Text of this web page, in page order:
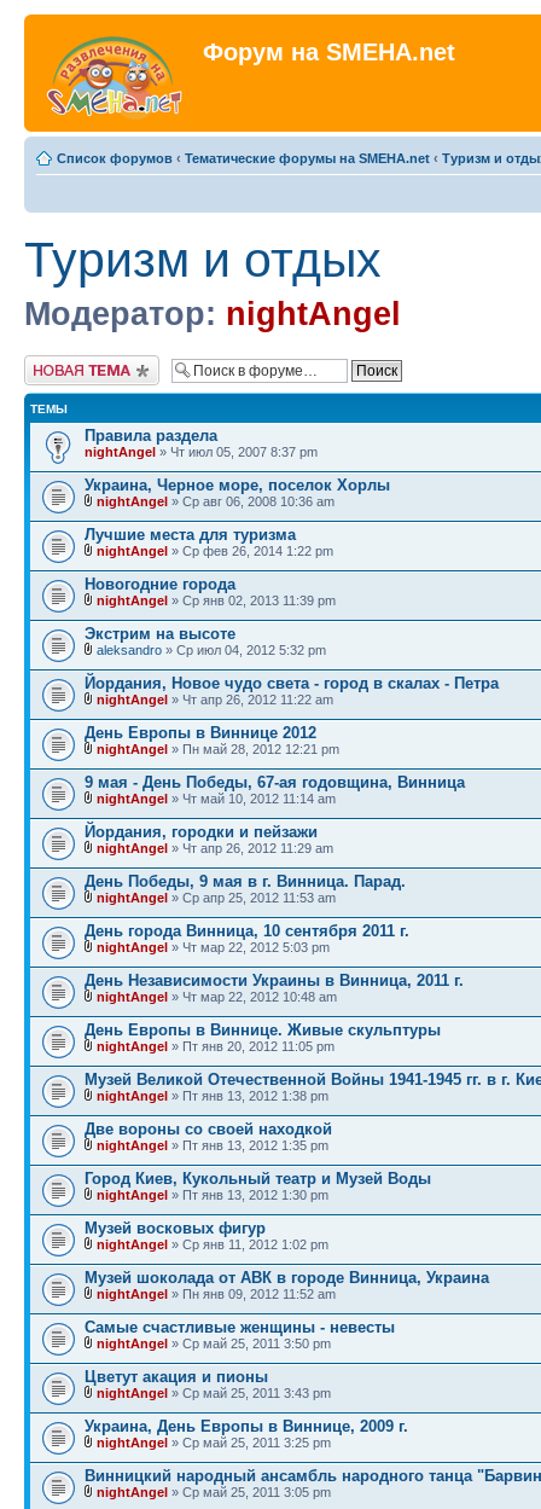
Форум на SMEHA.net
Список форумов ‹ Тематические форумы на SMEHA.net ‹ Туризм и
Туризм и отдых
Модератор: nightAngel
Новая тема
ТЕМЫ
Правила раздела
nightAngel » Чт июл 05, 2007 8:37 pm
Украина, Черное море, поселок Хорлы
nightAngel » Ср авг 06, 2008 10:36 am
Лучшие места для туризма
nightAngel » Ср фев 26, 2014 1:22 pm
Новогодние города
nightAngel » Ср янв 02, 2013 11:39 pm
Экстрим на высоте
aleksandro » Ср июл 04, 2012 5:32 pm
Йордания, Новое чудо света - город в скалах - Петра
nightAngel » Чт апр 26, 2012 11:22 am
День Европы в Виннице 2012
nightAngel » Пн май 28, 2012 12:21 pm
9 мая - День Победы, 67-ая годовщина, Винница
nightAngel » Чт май 10, 2012 11:14 am
Йордания, городки и пейзажи
nightAngel » Чт апр 26, 2012 11:29 am
День Победы, 9 мая в г. Винница. Парад.
nightAngel » Ср апр 25, 2012 11:53 am
День города Винница, 10 сентября 2011 г.
nightAngel » Чт мар 22, 2012 5:03 pm
День Независимости Украины в Винница, 2011 г.
nightAngel » Чт мар 22, 2012 10:48 am
День Европы в Виннице. Живые скульптуры
nightAngel » Пт янв 20, 2012 11:05 pm
Музей Великой Отечественной Войны 1941-1945 гг. в г.
nightAngel » Пт янв 13, 2012 1:38 pm
Две вороны со своей находкой
nightAngel » Пт янв 13, 2012 1:35 pm
Город Киев, Кукольный театр и Музей Воды
nightAngel » Пт янв 13, 2012 1:30 pm
Музей восковых фигур
nightAngel » Ср янв 11, 2012 1:02 pm
Музей шоколада от АВК в городе Винница, Украина
nightAngel » Пн янв 09, 2012 11:52 am
Самые счастливые женщины - невесты
nightAngel » Ср май 25, 2011 3:50 pm
Цветут акация и пионы
nightAngel » Ср май 25, 2011 3:43 pm
Украина, День Европы в Виннице, 2009 г.
nightAngel » Ср май 25, 2011 3:25 pm
Винницкий народный ансамбль народного танца
nightAngel » Ср май 25, 2011 3:05 pm